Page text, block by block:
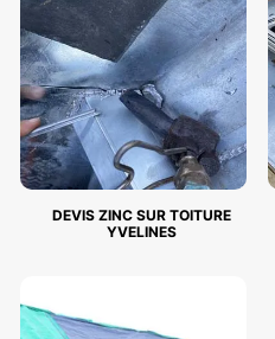
DEVIS ZINC SUR TOITURE
YVELINES